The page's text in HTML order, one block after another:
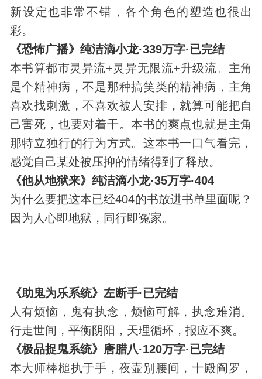
新设定也非常不错，各个角色的塑造也很出
彩。
《恐怖广播》纯洁滴小龙·339万字·已完结
本书算都市灵异流+灵异无限流+升级流。主角
是个精神病，不是那种搞笑类的精神病，主角
喜欢找刺激，不喜欢被人安排，就算可能把自
己害死，也要对着干。本书的爽点也就是主角
那特立独行的行为方式。这本书一口气看完，
感觉自己某处被压抑的情绪得到了释放。
《他从地狱来》纯洁滴小龙·35万字·404
为什么要把这本已经404的书放进书单里面呢？
因为人心即地狱，同行即冤家。
《助鬼为乐系统》左断手·已完结
人有烦恼，鬼有执念，烦恼可解，执念难消。
行走世间，平衡阴阳，天理循环，报应不爽。
《极品捉鬼系统》唐腊八·120万字·已完结
本大师棒槌执于手，夜壶别腰间，十殿阎罗，